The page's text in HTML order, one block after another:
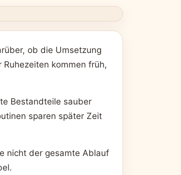
ob die Umsetzung
kommen früh,
Bestandteile sauber
sparen später Zeit
nicht der gesamte Ablauf